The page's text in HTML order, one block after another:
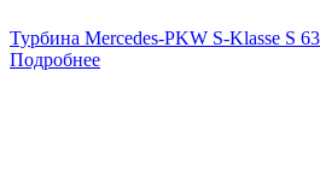
Турбина Mercedes-PKW S-Klasse S
Подробнее